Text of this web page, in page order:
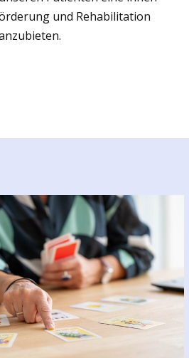
und Rehabilitation